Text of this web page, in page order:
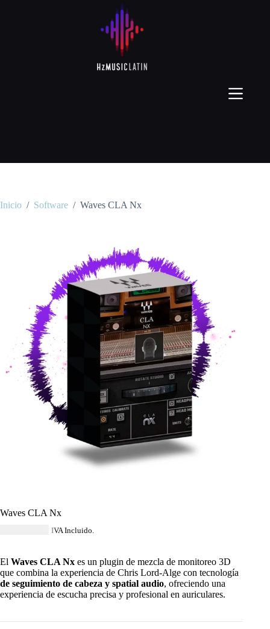
Inicio / Software / Waves CLA Nx
Waves CLA Nx
IVA Incluido.
El Waves CLA Nx es un plugin de mezcla de monitoreo 3D
que combina la experiencia de Chris Lord-Alge con tecnología
de seguimiento de cabeza y spatial audio, ofreciendo una
experiencia de escucha precisa y profesional en auriculares.